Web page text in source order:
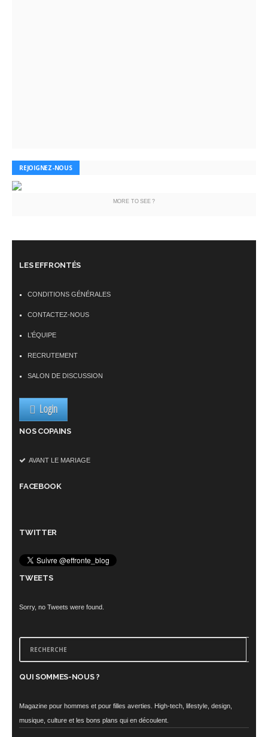
REJOIGNEZ-NOUS
MORE TO SEE ?
LES EFFRONTÉS
CONDITIONS GÉNÉRALES
CONTACTEZ-NOUS
L’ÉQUIPE
RECRUTEMENT
SALON DE DISCUSSION
Login
NOS COPAINS
AVANT LE MARIAGE
FACEBOOK
TWITTER
TWEETS
Sorry, no Tweets were found.
QUI SOMMES-NOUS ?
Magazine pour hommes et pour filles averties. High-tech, lifestyle, design,
musique, culture et les bons plans qui en découlent.